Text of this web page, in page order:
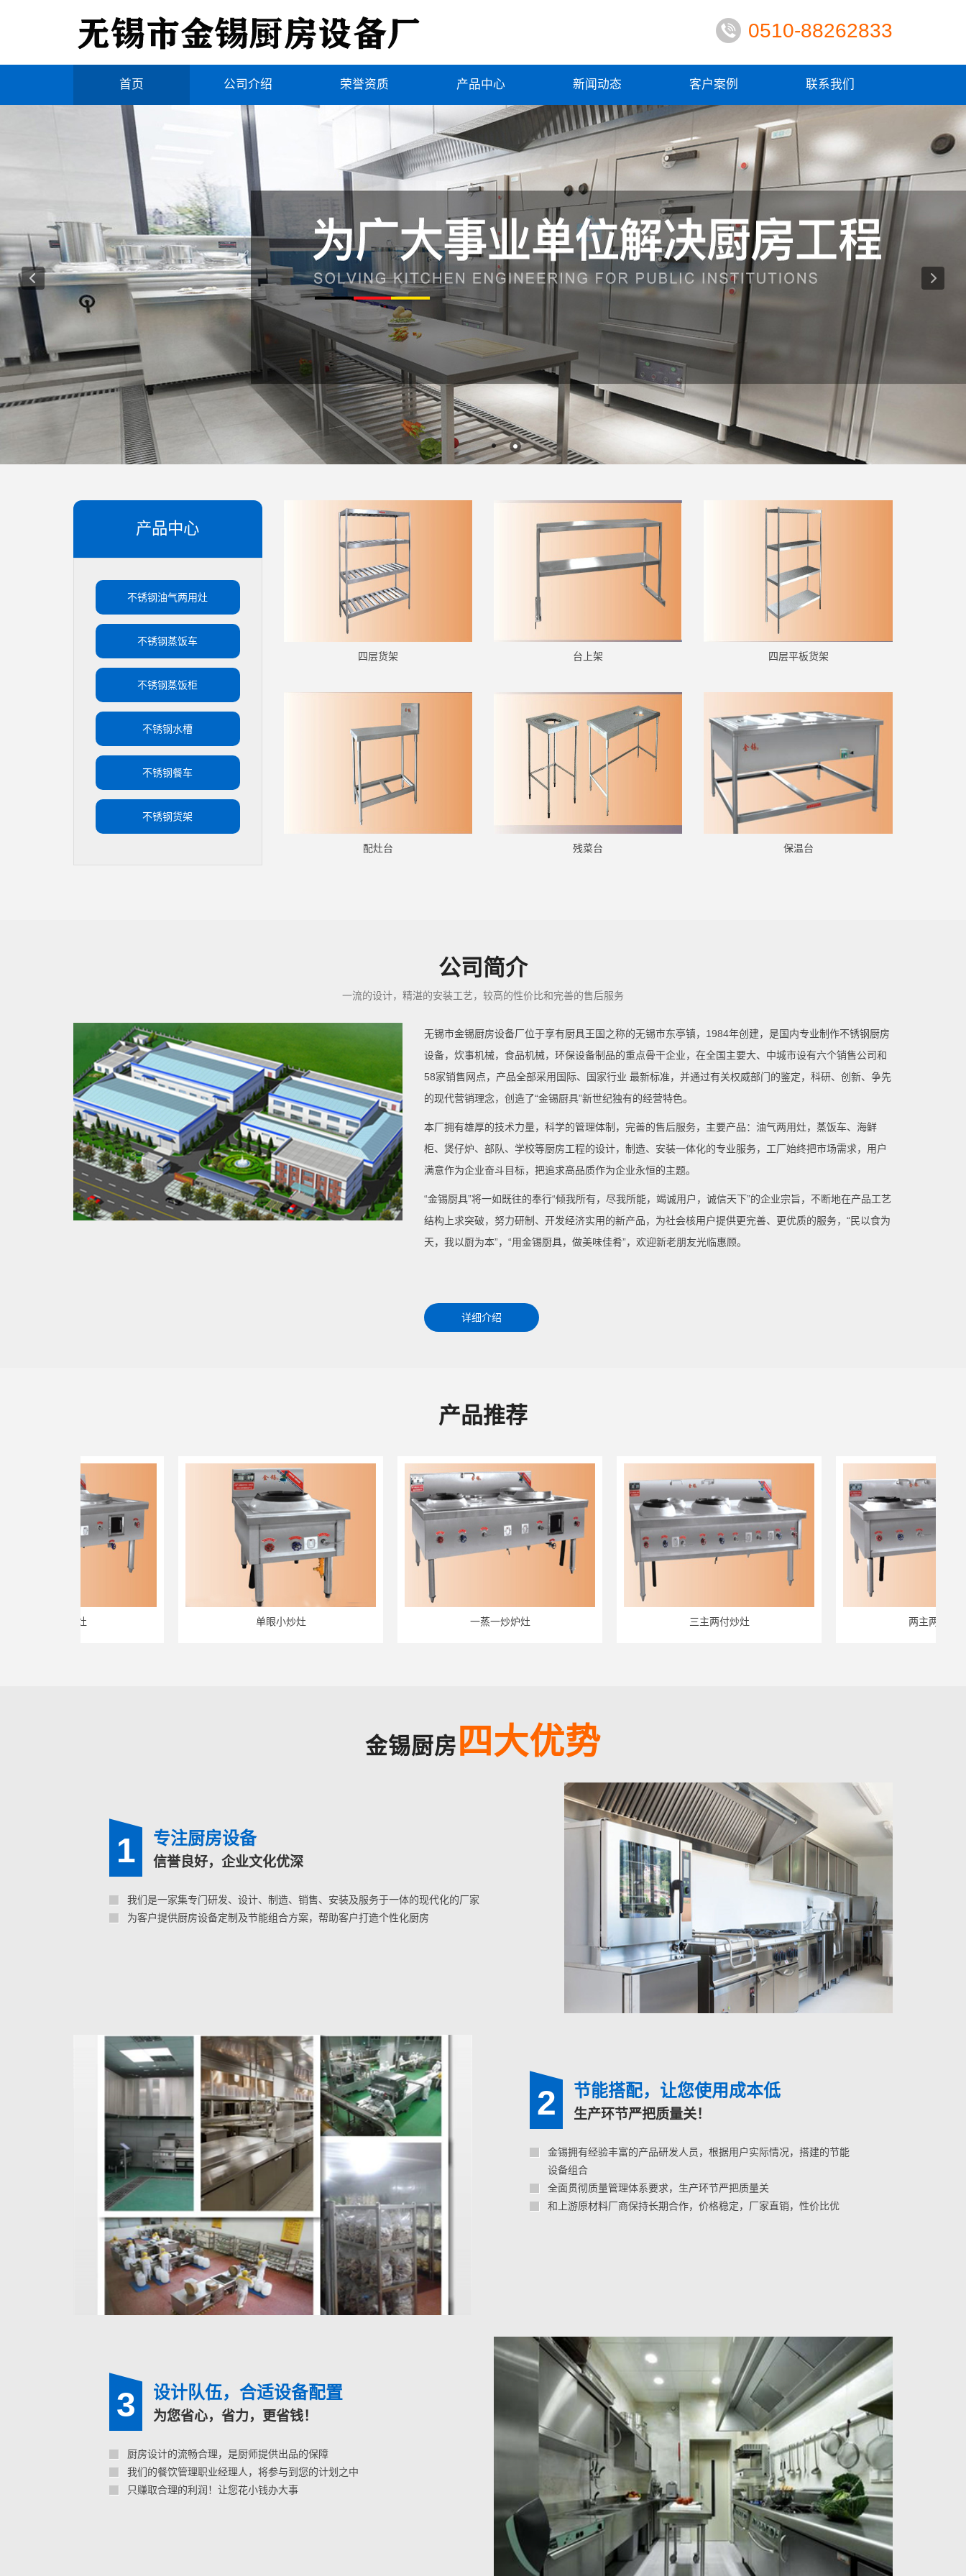
0510-88262833
首页 公司介绍 荣誉资质 产品中心 新闻动态 客户案例 联系我们
产品中心
不锈钢油气两用灶
不锈钢蒸饭车
不锈钢蒸饭柜
不锈钢水槽
不锈钢餐车
不锈钢货架
四层货架 台上架 四层平板货架
配灶台 残菜台 保温台
公司简介
一流的设计，精湛的安装工艺，较高的性价比和完善的售后服务
无锡市金锡厨房设备厂位于享有厨具王国之称的无锡市东亭镇，1984年创建，是国内专业制作不锈钢厨房
设备，炊事机械，食品机械，环保设备制品的重点骨干企业，在全国主要大、中城市设有六个销售公司和
58家销售网点，产品全部采用国际、国家行业 最新标准，并通过有关权威部门的鉴定，科研、创新、争先
的现代营销理念，创造了“金锡厨具”新世纪独有的经营特色。
本厂拥有雄厚的技术力量，科学的管理体制，完善的售后服务，主要产品：油气两用灶，蒸饭车、海鲜
柜、煲仔炉、部队、学校等厨房工程的设计，制造、安装一体化的专业服务，工厂始终把市场需求，用户
满意作为企业奋斗目标，把追求高品质作为企业永恒的主题。
“金锡厨具”将一如既往的奉行“倾我所有，尽我所能，竭诚用户，诚信天下”的企业宗旨，不断地在产品工艺
结构上求突破，努力研制、开发经济实用的新产品，为社会核用户提供更完善、更优质的服务，“民以食为
天，我以厨为本”，“用金锡厨具，做美味佳肴”，欢迎新老朋友光临惠顾。
详细介绍
产品推荐
单眼小炒灶 一蒸一炒炉灶 三主两付炒灶 两主两付炒灶
金锡厨房 四大优势
1 专注厨房设备
信誉良好，企业文化优深
我们是一家集专门研发、设计、制造、销售、安装及服务于一体的现代化的厂家
为客户提供厨房设备定制及节能组合方案，帮助客户打造个性化厨房
2 节能搭配，让您使用成本低
生产环节严把质量关！
金锡拥有经验丰富的产品研发人员，根据用户实际情况，搭建的节能
设备组合
全面贯彻质量管理体系要求，生产环节严把质量关
和上游原材料厂商保持长期合作，价格稳定，厂家直销，性价比优
3 设计队伍，合适设备配置
为您省心，省力，更省钱！
厨房设计的流畅合理，是厨师提供出品的保障
我们的餐饮管理职业经理人，将参与到您的计划之中
只赚取合理的利润！让您花小钱办大事